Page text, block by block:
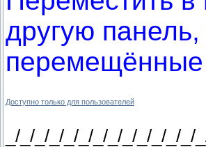
другую
перемещённые
Доступно только для пользователей
_/_/_/_/_/_/_/_/_/_/_/_/